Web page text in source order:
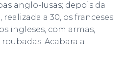
anglo-Iusas; depois da
a 30, os franceses
ingleses, com armas,
Acabara a